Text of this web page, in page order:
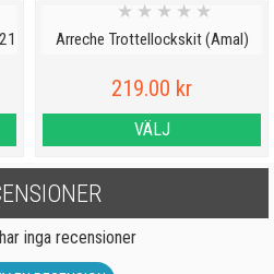
Arreche Trottellockskit (Amal)
★ ★ ★ ★ ★
219.00 kr
VÄLJ
inga recensioner